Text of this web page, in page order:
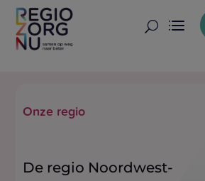
U
Onze regio
De regio Noordwest-